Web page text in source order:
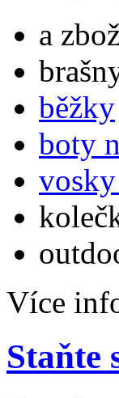
a
běžky
boty
Více
Staňte